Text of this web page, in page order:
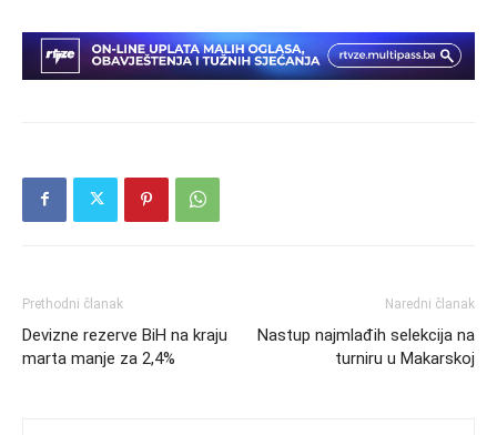
Prethodni članak
Devizne rezerve BiH na kraju
marta manje za 2,4%
Naredni članak
Nastup najmlađih selekcija na
turniru u Makarskoj